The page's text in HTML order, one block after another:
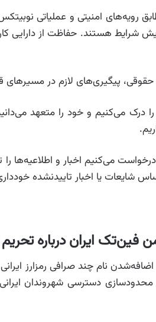
رویه‌های امنیتی و عملیاتی
شرایط هستند. حفاظت از دارایی
پیگیری‌های لازم در مسیرهای
را درک می‌کنیم و خود را متعهد
می‌کنیم اخبار و اطلاعیه‌ها
شایعات یا اخبار تاییدنشده
فین‌تک ایران درباره
محدودسازی دسترسی شهروندان